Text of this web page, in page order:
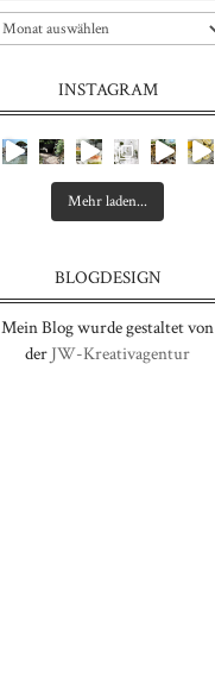
INSTAGRAM
Mehr laden...
BLOGDESIGN
Mein Blog wurde gestaltet von
der JW-Kreativagentur